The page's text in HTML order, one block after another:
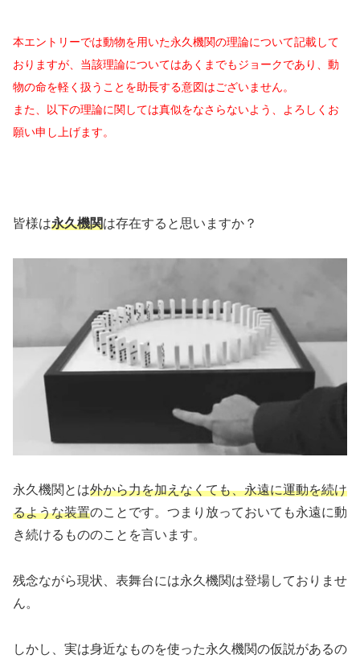
本エントリーでは動物を用いた永久機関の理論について記載して
おりますが、当該理論についてはあくまでもジョークであり、動
物の命を軽く扱うことを助長する意図はございません。
また、以下の理論に関しては真似をなさらないよう、よろしくお
願い申し上げます。
皆様は永久機関は存在すると思いますか？
永久機関とは外から力を加えなくても、永遠に運動を続け
るような装置のことです。つまり放っておいても永遠に動
き続けるもののことを言います。
残念ながら現状、表舞台には永久機関は登場しておりませ
ん。
しかし、実は身近なものを使った永久機関の仮説があるの